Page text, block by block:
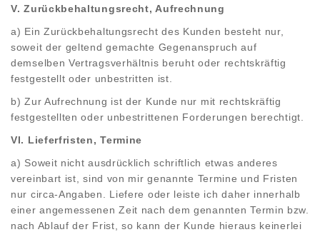
V. Zurückbehaltungsrecht, Aufrechnung
a) Ein Zurückbehaltungsrecht des Kunden besteht nur,
soweit der geltend gemachte Gegenanspruch auf
demselben Vertragsverhältnis beruht oder rechtskräftig
festgestellt oder unbestritten ist.
b) Zur Aufrechnung ist der Kunde nur mit rechtskräftig
festgestellten oder unbestrittenen Forderungen berechtigt.
VI. Lieferfristen, Termine
a) Soweit nicht ausdrücklich schriftlich etwas anderes
vereinbart ist, sind von mir genannte Termine und Fristen
nur circa-Angaben. Liefere oder leiste ich daher innerhalb
einer angemessenen Zeit nach dem genannten Termin bzw.
nach Ablauf der Frist, so kann der Kunde hieraus keinerlei